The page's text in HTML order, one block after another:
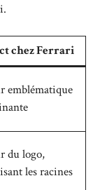
chez Ferrari
emblématique
du logo,
les racines